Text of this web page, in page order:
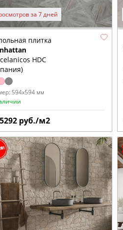
за 7 дней
плитка
HDC
594x594 мм
5292 руб./м2